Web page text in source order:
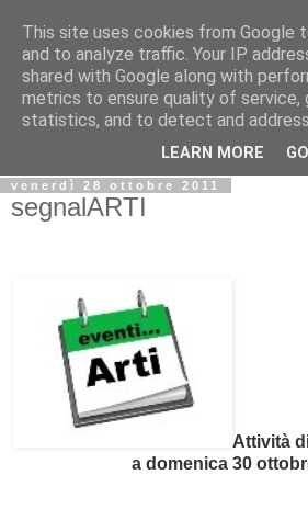
Biblio@rti in
Il Blog della Biblioteca di Area delle
informazioni iniziative incontri
venerdì 28 ottobre 2011
segnalARTI
Attività
a domenica 30
This site uses cookies from Google
and to analyze traffic. Your IP
shared with Google along with
metrics to ensure quality of service,
statistics, and to detect and
LEARN MORE